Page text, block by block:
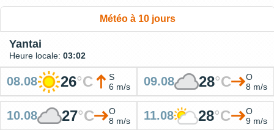
Météo à 10 jours
Yantai
Heure locale: 03:02
08.08 26°C
S
6 m/s
09.08 28°C
O
8 m/s
10.08 27°C
O
8 m/s
11.08 28°C
O
9 m/s